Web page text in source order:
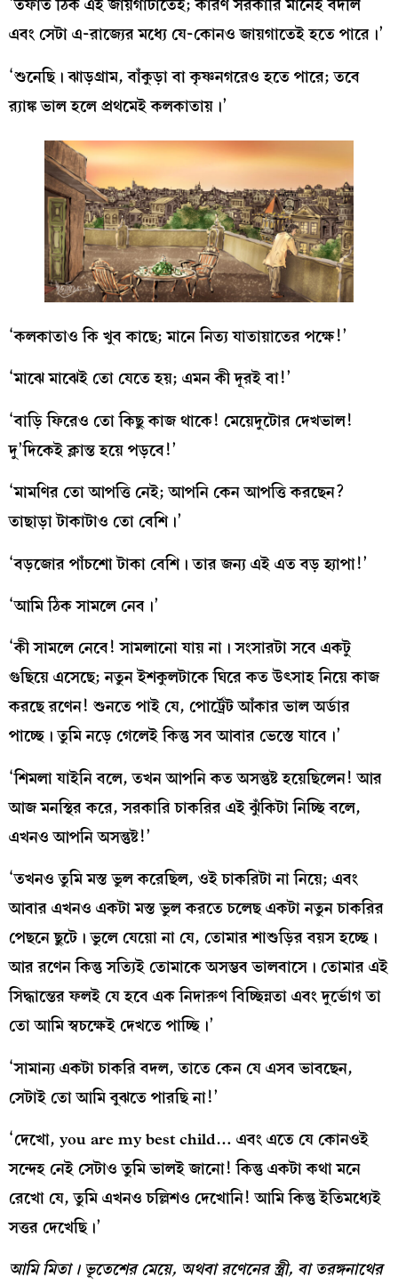
‘তফাত ঠিক এই জায়গাটাতেই; কারণ সরকারি মানেই বদলি
এবং সেটা এ-রাজ্যের মধ্যে যে-কোনও জায়গাতেই হতে পারে।’
‘শুনেছি। ঝাড়গ্রাম, বাঁকুড়া বা কৃষ্ণনগরেও হতে পারে; তবে
র‍্যাঙ্ক ভাল হলে প্রথমেই কলকাতায়।’
‘কলকাতাও কি খুব কাছে; মানে নিত্য যাতায়াতের পক্ষে!’
‘মাঝে মাঝেই তো যেতে হয়; এমন কী দূরই বা!’
‘বাড়ি ফিরেও তো কিছু কাজ থাকে! মেয়েদুটোর দেখভাল!
দু’দিকেই ক্লান্ত হয়ে পড়বে!’
‘মামণির তো আপত্তি নেই; আপনি কেন আপত্তি করছেন?
তাছাড়া টাকাটাও তো বেশি।’
‘বড়জোর পাঁচশো টাকা বেশি। তার জন্য এই এত বড় হ্যাপা!’
‘আমি ঠিক সামলে নেব।’
‘কী সামলে নেবে! সামলানো যায় না। সংসারটা সবে একটু
গুছিয়ে এসেছে; নতুন ইশকুলটাকে ঘিরে কত উৎসাহ নিয়ে কাজ
করছে রণেন! শুনতে পাই যে, পোর্ট্রেট আঁকার ভাল অর্ডার
পাচ্ছে। তুমি নড়ে গেলেই কিন্তু সব আবার ভেস্তে যাবে।’
‘শিমলা যাইনি বলে, তখন আপনি কত অসন্তুষ্ট হয়েছিলেন! আর
আজ মনস্থির করে, সরকারি চাকরির এই ঝুঁকিটা নিচ্ছি বলে,
এখনও আপনি অসন্তুষ্ট!’
‘তখনও তুমি মস্ত ভুল করেছিল, ওই চাকরিটা না নিয়ে; এবং
আবার এখনও একটা মস্ত ভুল করতে চলেছ একটা নতুন চাকরির
পেছনে ছুটে। ভুলে যেয়ো না যে, তোমার শাশুড়ির বয়স হচ্ছে।
আর রণেন কিন্তু সত্যিই তোমাকে অসম্ভব ভালবাসে। তোমার এই
সিদ্ধান্তের ফলই যে হবে এক নিদারুণ বিচ্ছিন্নতা এবং দুর্ভোগ তা
তো আমি স্বচক্ষেই দেখতে পাচ্ছি।’
‘সামান্য একটা চাকরি বদল, তাতে কেন যে এসব ভাবছেন,
সেটাই তো আমি বুঝতে পারছি না!’
‘দেখো, you are my best child… এবং এতে যে কোনওই
সন্দেহ নেই সেটাও তুমি ভালই জানো! কিন্তু একটা কথা মনে
রেখো যে, তুমি এখনও চল্লিশও দেখোনি! আমি কিন্তু ইতিমধ্যেই
সত্তর দেখেছি।’
আমি মিতা। ভূতেশের মেয়ে, অথবা রণেনের স্ত্রী, বা তরঙ্গনাথের